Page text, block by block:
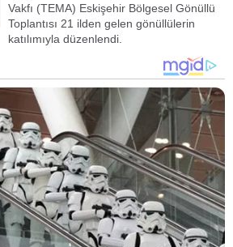
Vakfı (TEMA) Eskişehir Bölgesel Gönüllü
Toplantısı 21 ilden gelen gönüllülerin
katılımıyla düzenlendi.